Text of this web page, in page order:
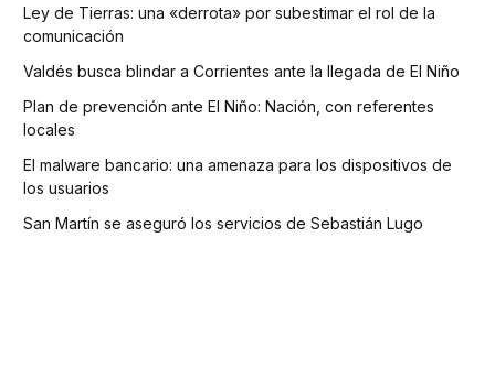
Ley de Tierras: una «derrota» por subestimar el rol de la
comunicación
Valdés busca blindar a Corrientes ante la llegada de El Niño
Plan de prevención ante El Niño: Nación, con referentes
locales
El malware bancario: una amenaza para los dispositivos de
los usuarios
San Martín se aseguró los servicios de Sebastián Lugo